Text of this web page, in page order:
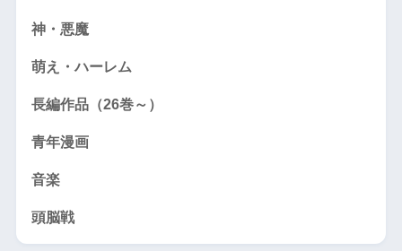
神・悪魔
萌え・ハーレム
長編作品（26巻～）
青年漫画
音楽
頭脳戦